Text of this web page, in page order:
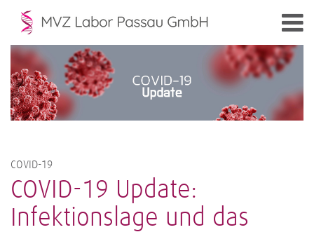
COVID-19
COVID-19 Update:
Infektionslage und das